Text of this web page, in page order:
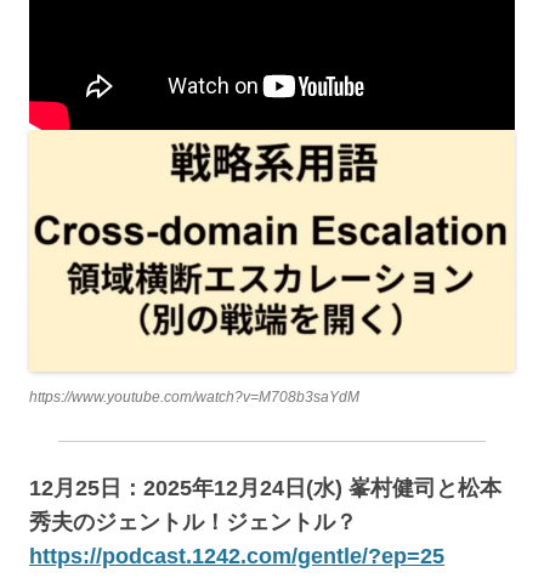
https://www.youtube.com/watch?v=M708b3saYdM
12月25日：2025年12月24日(水) 峯村健司と松本
秀夫のジェントル！ジェントル？
https://podcast.1242.com/gentle/?ep=25